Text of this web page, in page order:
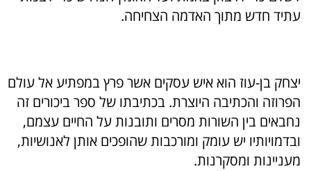
עתיד חדש מתוך האדמה הצחיחה.
יצחק בן-עוז הוא איש עסקים אשר פרץ במפתיע אל עולם
הפרוזה והכתיבה היוצרת. בכתיבתו של ספר ביכורים זה
נחבאים בין השורות מסרים ותובנות על החיים עצמם,
ובדמויותיו יש עומק ומורכבות שהופכים אותן לאנושיות,
מעניינות ומסקרנות.